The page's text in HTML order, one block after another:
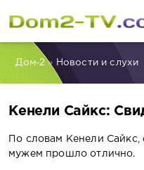
Дом-2» Новости и слухи
Кенели Сайкс:
По словам Кенели Сайкс,
мужем прошло отлично.